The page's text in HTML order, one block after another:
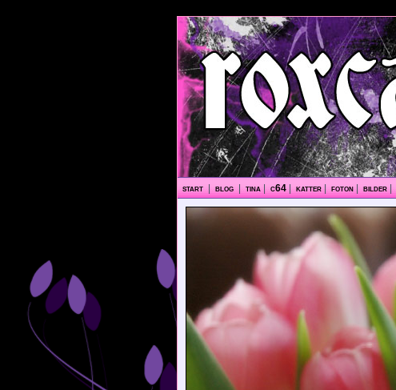
start blog tina| c64| katter| foton| bilder|